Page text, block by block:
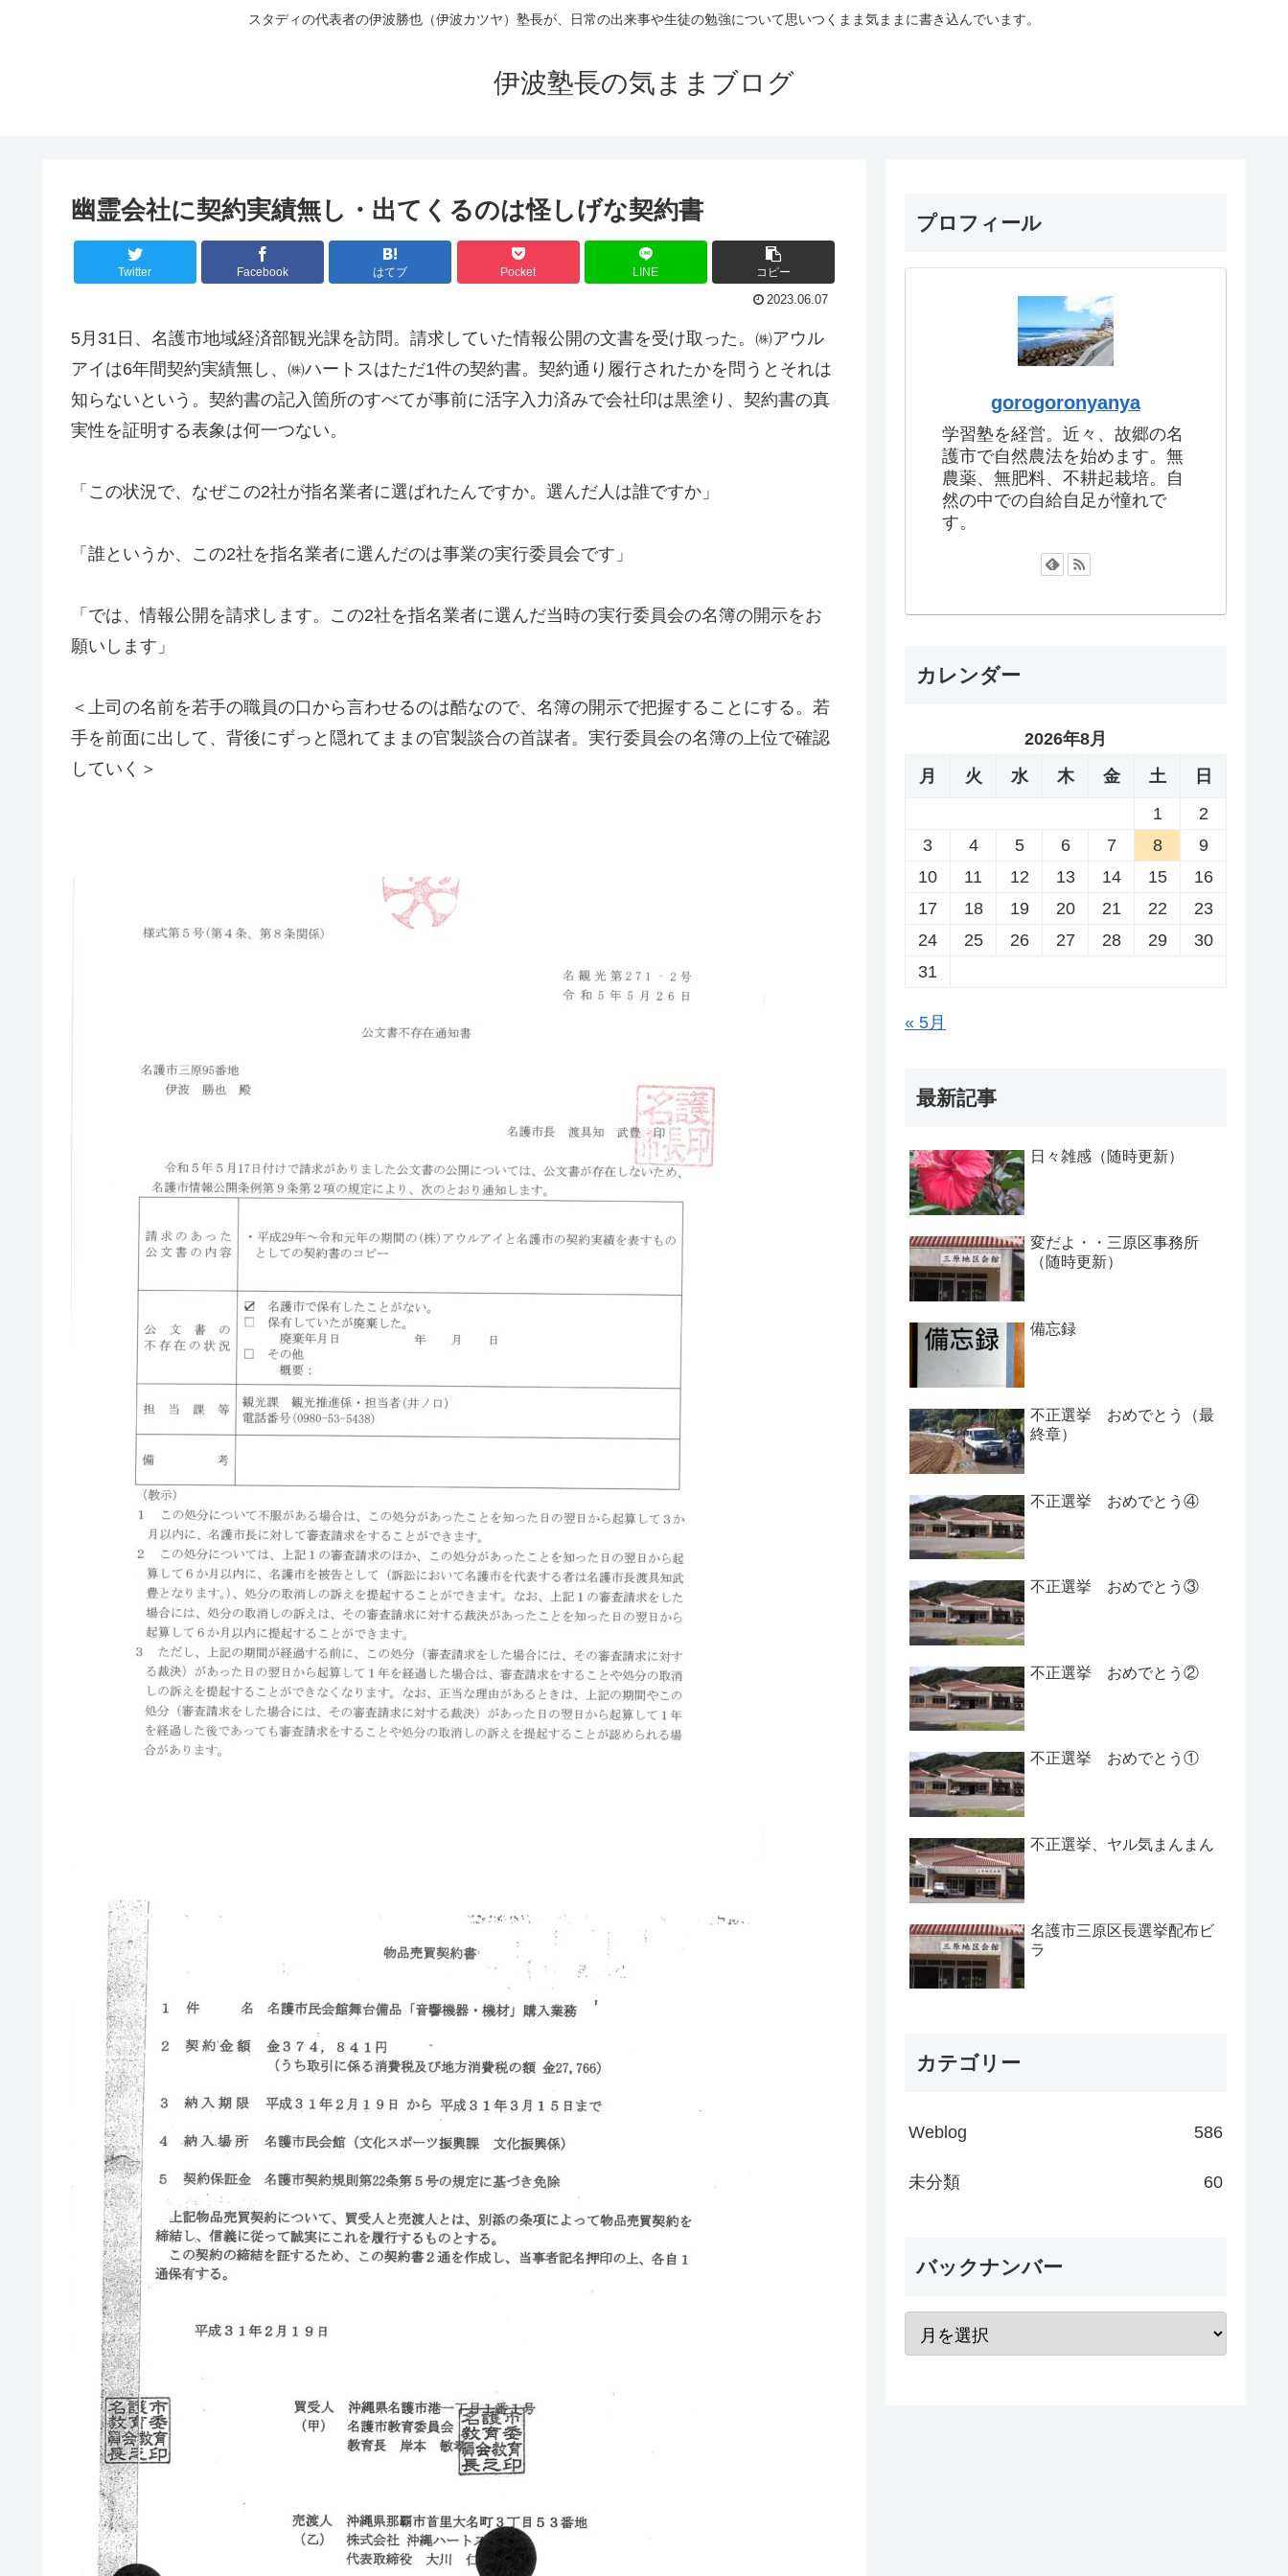
スタディの代表者の伊波勝也（伊波カツヤ）塾長が、日常の出来事や生徒の勉強について思いつくまま気ままに書き込んでいます。
伊波塾長の気ままブログ
幽霊会社に契約実績無し・出てくるのは怪しげな契約書
Twitter Facebook はてブ Pocket LINE コピー
2023.06.07
5月31日、名護市地域経済部観光課を訪問。請求していた情報公開の文書を受け取った。㈱アウル
アイは6年間契約実績無し、㈱ハートスはただ1件の契約書。契約通り履行されたかを問うとそれは
知らないという。契約書の記入箇所のすべてが事前に活字入力済みで会社印は黒塗り、契約書の真
実性を証明する表象は何一つない。
「この状況で、なぜこの2社が指名業者に選ばれたんですか。選んだ人は誰ですか」
「誰というか、この2社を指名業者に選んだのは事業の実行委員会です」
「では、情報公開を請求します。この2社を指名業者に選んだ当時の実行委員会の名簿の開示をお
願いします」
＜上司の名前を若手の職員の口から言わせるのは酷なので、名簿の開示で把握することにする。若
手を前面に出して、背後にずっと隠れてままの官製談合の首謀者。実行委員会の名簿の上位で確認
していく＞
プロフィール
gorogoronyanya
学習塾を経営。近々、故郷の名
護市で自然農法を始めます。無
農薬、無肥料、不耕起栽培。自
然の中での自給自足が憧れで
す。
カレンダー
2026年8月
月
火 水 木 金 土
日
1
2
3
4 5 6 7 8
9
10
11 12 13 14 15
16
17
18 19 20 21 22
23
24
25 26 27 28 29
30
31
« 5月
最新記事
日々雑感（随時更新）
変だよ・・三原区事務所
（随時更新）
備忘録
不正選挙 おめでとう（最
終章）
不正選挙 おめでとう④
不正選挙 おめでとう③
不正選挙 おめでとう②
不正選挙 おめでとう①
不正選挙、ヤル気まんまん
名護市三原区長選挙配布ビ
ラ
カテゴリー
Weblog 586
未分類 60
バックナンバー